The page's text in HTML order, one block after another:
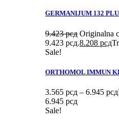
GERMANIJUM 132
9.423рсд Originalna
9.423 рсд.8.208 рсд
Sale!
ORTHOMOL IMMUN
3.565 рсд – 6.945 рсд
6.945 рсд
Sale!